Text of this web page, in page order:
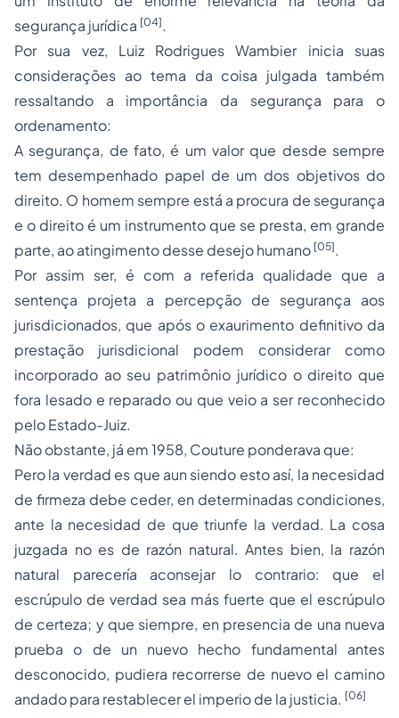
segurança jurídica [04].
Por sua vez, Luiz Rodrigues Wambier inicia suas
considerações ao tema da coisa julgada também
ressaltando a importância da segurança para o
ordenamento:
A segurança, de fato, é um valor que desde sempre
tem desempenhado papel de um dos objetivos do
direito. O homem sempre está a procura de segurança
e o direito é um instrumento que se presta, em grande
parte, ao atingimento desse desejo humano [05].
Por assim ser, é com a referida qualidade que a
sentença projeta a percepção de segurança aos
jurisdicionados, que após o exaurimento definitivo da
prestação jurisdicional podem considerar como
incorporado ao seu patrimônio jurídico o direito que
fora lesado e reparado ou que veio a ser reconhecido
pelo Estado-Juiz.
Não obstante, já em 1958, Couture ponderava que:
Pero la verdad es que aun siendo esto así, la necesidad
de firmeza debe ceder, en determinadas condiciones,
ante la necesidad de que triunfe la verdad. La cosa
juzgada no es de razón natural. Antes bien, la razón
natural parecería aconsejar lo contrario: que el
escrúpulo de verdad sea más fuerte que el escrúpulo
de certeza; y que siempre, en presencia de una nueva
prueba o de un nuevo hecho fundamental antes
desconocido, pudiera recorrerse de nuevo el camino
andado para restablecer el imperio de la justicia. [06]